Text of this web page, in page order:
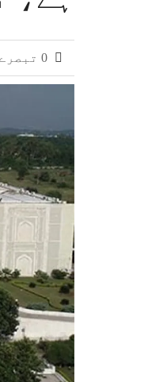
پاکستان